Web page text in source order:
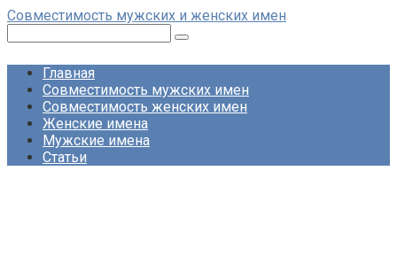
Перейти
контенту
Совместимость мужских и женских имен
Главная
Совместимость мужских имен
Совместимость женских имен
Женские имена
Мужские имена
Статьи